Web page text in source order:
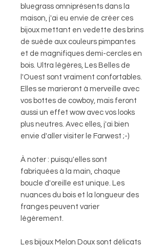
bluegrass omniprésents dans la
maison, j'ai eu envie de créer ces
bijoux mettant en vedette des brins
de suède aux couleurs pimpantes
et de magnifiques demi-cercles en
bois. Ultra légères, Les Belles de
l'Ouest sont vraiment confortables.
Elles se marieront à merveille avec
vos bottes de cowboy, mais feront
aussi un effet wow avec vos looks
plus neutres. Avec elles, j'ai bien
envie d'aller visiter le Farwest ;-)
À noter : puisqu'elles sont
fabriquées à la main, chaque
boucle d'oreille est unique. Les
nuances du bois et la longueur des
franges peuvent varier
légèrement.
Les bijoux Melon Doux sont délicats